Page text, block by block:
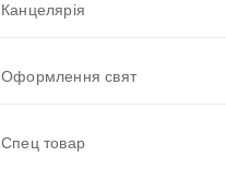
Канцелярія
Оформлення свят
Спец товар